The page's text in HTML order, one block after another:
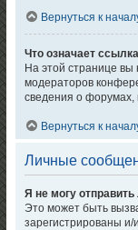
Вернуться к
Что означает
На этой странице вы
модераторов
сведения о
Вернуться к
Личные
Я не могу
Это может быть
зарегистрированы